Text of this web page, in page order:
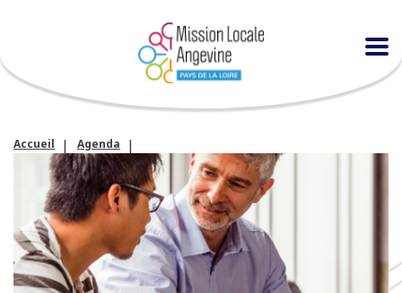
Accueil
Agenda
Atelier « entraînement individuel à l’entretien d’embauche »